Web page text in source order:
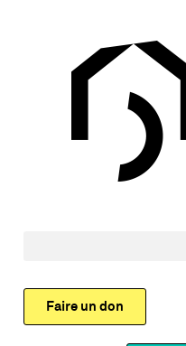
Faire un don